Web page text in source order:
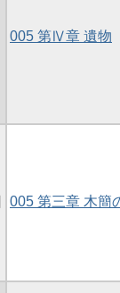
005 第Ⅳ章 遺物
005 第三章 木簡